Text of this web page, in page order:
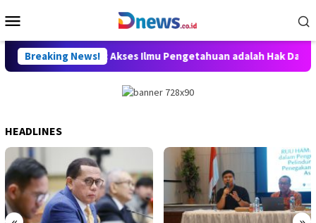
to
Menu
Breaking News!
Willy Aditya: Akses Ilmu Pengetahuan adalah Hak Dasar Warga
HEADLINES